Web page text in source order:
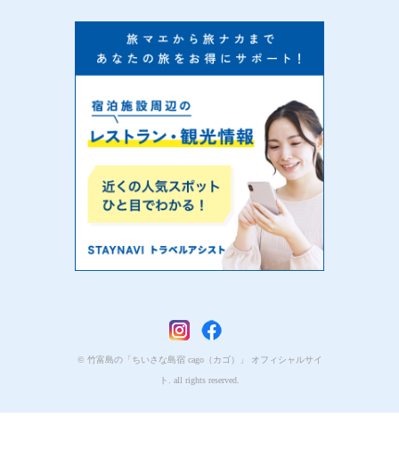
© 竹富島の「ちいさな島宿 cago（カゴ）」 オフィシャルサイ
ト. all rights reserved.